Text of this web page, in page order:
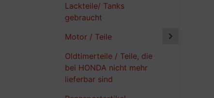
Lackteile/ Tanks
gebraucht
Motor / Teile
Oldtimerteile / Teile, die
bei HONDA nicht mehr
lieferbar sind